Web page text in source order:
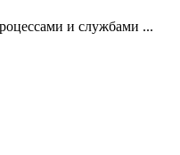
и службами ...